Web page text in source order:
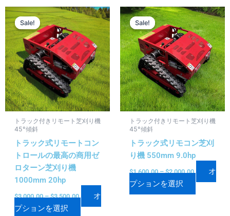
り
ま
す。
オ
プ
シ
ョ
ン
は
商
ペ
ー
り
ま
す。
オ
プ
シ
ョ
ン
は
商
ペ
ー
Sale!
Sale!
トラック付きリモート芝刈り機
45°傾斜
トラック式リモートコン
トロールの最高の商用ゼ
ロターン芝刈り機
1000mm 20hp
$3,000.00 –$3,500.00
価
格
帯:
$3,000.00
–
$3,500.00
オ
プションを選択
こ
の
商
品
に
は
複
数
の
バ
エ
ー
ョ
ン
が
Sale!
Sale!
トラック付きリモート芝刈り機
45°傾斜
トラック式リモコン芝刈
り機 550mm 9.0hp
$1,600.00 –$2,000.00
価
格
帯:
$1,600.00
–
$2,000.00
オ
プションを選択
こ
の
商
品
に
は
複
数
の
バ
エ
ー
シ
ョ
ン